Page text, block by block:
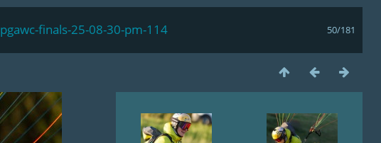
50/181
pgawc-finals-25-08-30-pm-114